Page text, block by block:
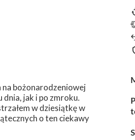
na bożonarodzeniowej
dnia, jak i po zmroku.
w dziesiątkę w
o ten ciekawy